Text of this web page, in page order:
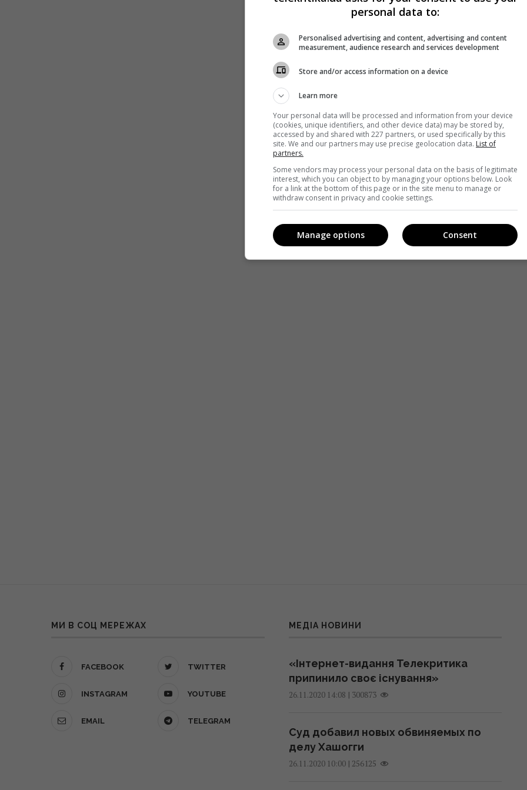
МИ В СОЦ МЕРЕЖАХ
FACEBOOK TWITTER
INSTAGRAM YOUTUBE
EMAIL TELEGRAM
МЕДІА НОВИНИ
«Інтернет-видання Телекритика
припинило своє існування»
26.11.2020 14:08 | 300873
Суд добавил новых обвиняемых по
делу Хашогги
26.11.2020 10:00| 256125
personal data to:
Personalised advertising and content, advertising and content
measurement, audience research and services development
Store and/or access information on a device
Learn more
Your personal data will be processed and information from your device
(cookies, unique identifiers, and other device data) may be stored by,
accessed by and shared with 227 partners, or used specifically by this
site. We and our partners may use precise geolocation data. List of
partners.
Some vendors may process your personal data on the basis of legitimate
interest, which you can object to by managing your options below. Look
for a link at the bottom of this page or in the site menu to manage or
withdraw consent in privacy and cookie settings.
Consent
Manage options